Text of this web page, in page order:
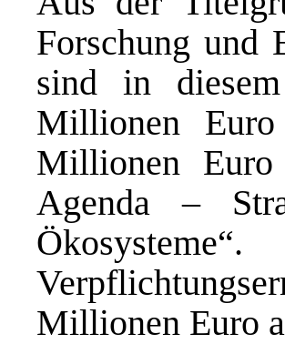
Forschung und
sind in
Millionen Euro
Millionen
Agenda –
Millionen Euro